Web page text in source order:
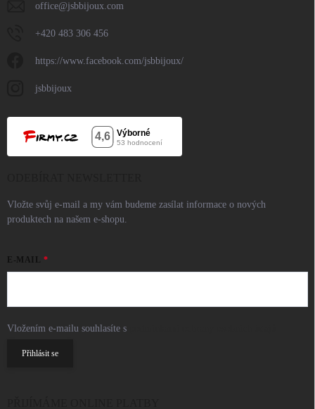
office@jsbbijoux.com
+420 483 306 456
https://www.facebook.com/jsbbijoux/
jsbbijoux
Vložte svůj e-mail a my vám budeme zasílat informace o nových
produktech na našem e-shopu.
E-MAIL
Vložením e-mailu souhlasíte s
Přihlásit se